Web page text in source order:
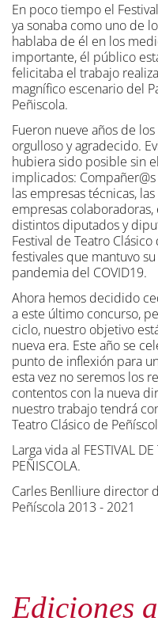
En poco tiempo el
ya sonaba como uno de
hablaba de él en los
importante, él público
felicitaba el trabajo
magnífico escenario del
Peñiscola.
Fueron nueve años de
orgulloso y agradecido.
hubiera sido posible sin
implicados:
las empresas técnicas,
empresas
distintos diputados y
Festival de Teatro
festivales que mantuvo
pandemia del COVID19.
Ahora hemos decidido
a este último concurso,
ciclo, nuestro objetivo
nueva era. Este año se
punto de inflexión para
esta vez no seremos los
contentos con la nueva
nuestro trabajo tendrá
Teatro Clásico de
Larga vida al FESTIVAL
PEÑISCOLA.
Carles Benlliure director
Peñíscola 2013 - 2021
Ediciones